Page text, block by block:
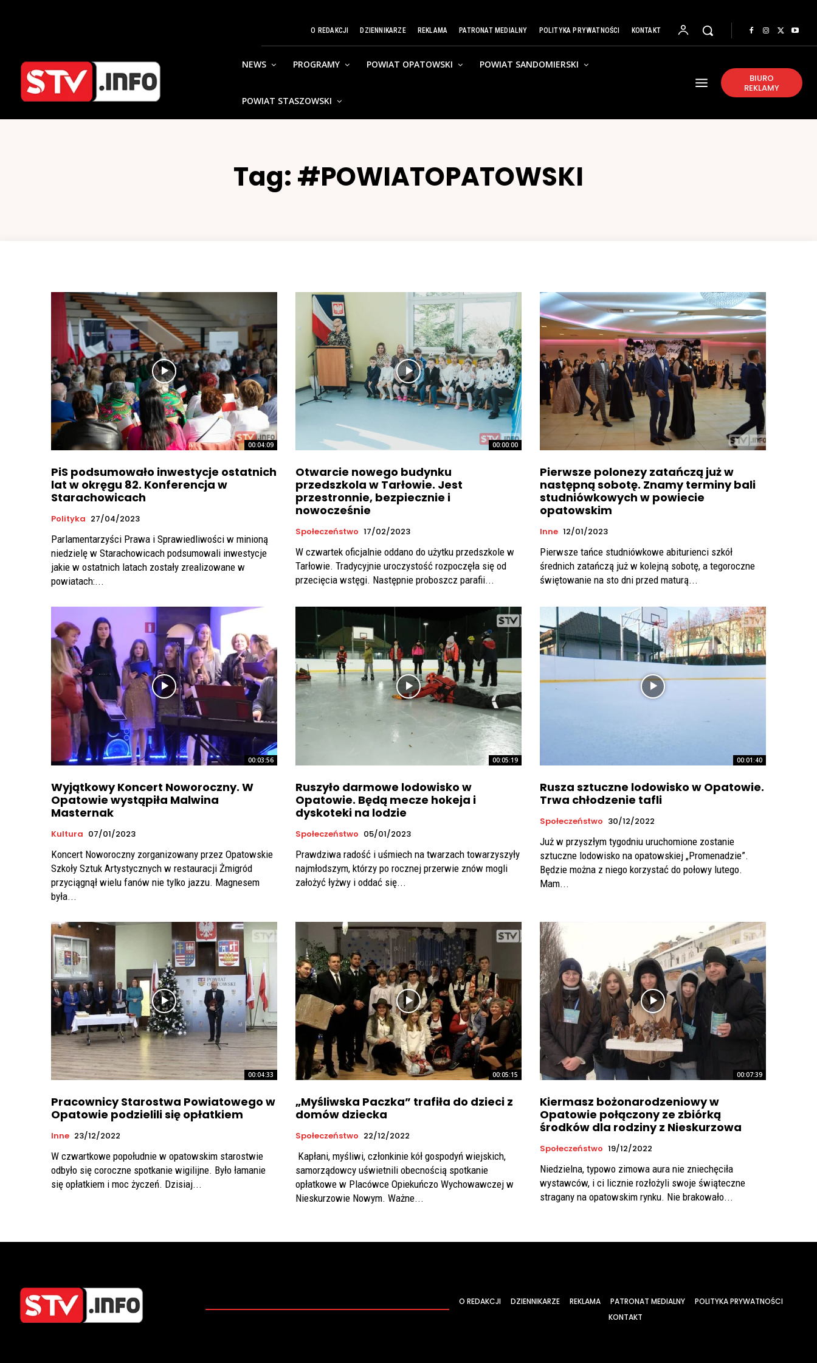
O REDAKCJI DZIENNIKARZE REKLAMA PATRONAT MEDIALNY POLITYKA PRYWATNOŚCI KONTAKT
NEWS PROGRAMY POWIAT OPATOWSKI POWIAT SANDOMIERSKI
POWIAT STASZOWSKI
BIURO
REKLAMY
Tag: #POWIATOPATOWSKI
00:04:09
PiS podsumowało inwestycje ostatnich
lat w okręgu 82. Konferencja w
Starachowicach
Polityka 27/04/2023
Parlamentarzyści Prawa i Sprawiedliwości w minioną
niedzielę w Starachowicach podsumowali inwestycje
jakie w ostatnich latach zostały zrealizowane w
powiatach:...
00:00:00
Otwarcie nowego budynku
przedszkola w Tarłowie. Jest
przestronnie, bezpiecznie i
nowocześnie
Społeczeństwo 17/02/2023
W czwartek oficjalnie oddano do użytku przedszkole w
Tarłowie. Tradycyjnie uroczystość rozpoczęła się od
przecięcia wstęgi. Następnie proboszcz parafii...
Pierwsze polonezy zatańczą już w
następną sobotę. Znamy terminy bali
studniówkowych w powiecie
opatowskim
Inne 12/01/2023
Pierwsze tańce studniówkowe abiturienci szkół
średnich zatańczą już w kolejną sobotę, a tegoroczne
świętowanie na sto dni przed maturą...
00:03:56
Wyjątkowy Koncert Noworoczny. W
Opatowie wystąpiła Malwina
Masternak
Kultura 07/01/2023
Koncert Noworoczny zorganizowany przez Opatowskie
Szkoły Sztuk Artystycznych w restauracji Żmigród
przyciągnął wielu fanów nie tylko jazzu. Magnesem
była...
00:05:19
Ruszyło darmowe lodowisko w
Opatowie. Będą mecze hokeja i
dyskoteki na lodzie
Społeczeństwo 05/01/2023
Prawdziwa radość i uśmiech na twarzach towarzyszyły
najmłodszym, którzy po rocznej przerwie znów mogli
założyć łyżwy i oddać się...
00:01:40
Rusza sztuczne lodowisko w Opatowie.
Trwa chłodzenie tafli
Społeczeństwo 30/12/2022
Już w przyszłym tygodniu uruchomione zostanie
sztuczne lodowisko na opatowskiej „Promenadzie”.
Będzie można z niego korzystać do połowy lutego.
Mam...
00:04:33
Pracownicy Starostwa Powiatowego w
Opatowie podzielili się opłatkiem
Inne 23/12/2022
W czwartkowe popołudnie w opatowskim starostwie
odbyło się coroczne spotkanie wigilijne. Było łamanie
się opłatkiem i moc życzeń. Dzisiaj...
00:05:15
„Myśliwska Paczka” trafiła do dzieci z
domów dziecka
Społeczeństwo 22/12/2022
Kapłani, myśliwi, członkinie kół gospodyń wiejskich,
samorządowcy uświetnili obecnością spotkanie
opłatkowe w Placówce Opiekuńczo Wychowawczej w
Nieskurzowie Nowym. Ważne...
00:07:39
Kiermasz bożonarodzeniowy w
Opatowie połączony ze zbiórką
środków dla rodziny z Nieskurzowa
Społeczeństwo 19/12/2022
Niedzielna, typowo zimowa aura nie zniechęciła
wystawców, i ci licznie rozłożyli swoje świąteczne
stragany na opatowskim rynku. Nie brakowało...
O REDAKCJI DZIENNIKARZE REKLAMA PATRONAT MEDIALNY
POLITYKA PRYWATNOŚCI
KONTAKT